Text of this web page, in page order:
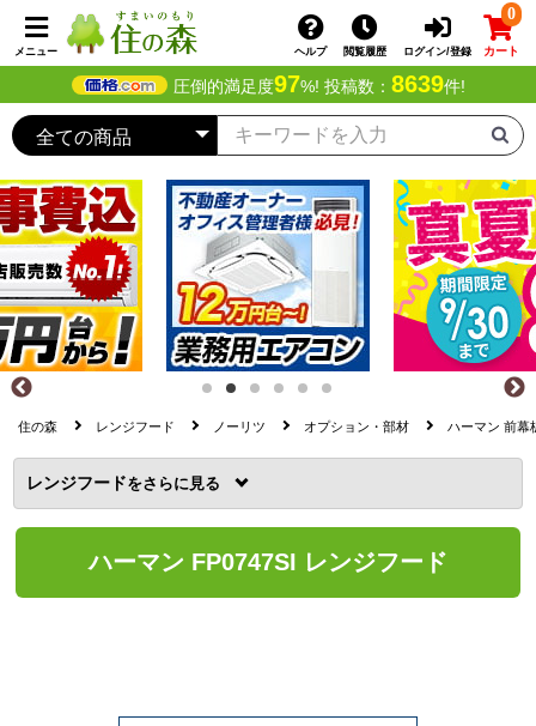
メニュー ヘルプ 閲覧履歴 ログイン/登録
0
カート
圧倒的満足度97%! 投稿数： 8639件!
住の森 レンジフード ノーリツ オプション・部材 ハーマン 前幕
レンジフードを
ハーマン FP0747SI レンジフード